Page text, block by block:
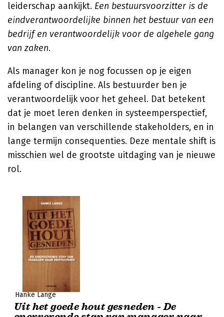
leiderschap aankijkt. Een bestuursvoorzitter is de
eindverantwoordelijke binnen het bestuur van een
bedrijf en verantwoordelijk voor de algehele gang
van zaken.
Als manager kon je nog focussen op je eigen
afdeling of discipline. Als bestuurder ben je
verantwoordelijk voor het geheel. Dat betekent
dat je moet leren denken in systeemperspectief,
in belangen van verschillende stakeholders, en in
lange termijn consequenties. Deze mentale shift is
misschien wel de grootste uitdaging van je nieuwe
rol.
Hanke Lange
Uit het goede hout gesneden - De